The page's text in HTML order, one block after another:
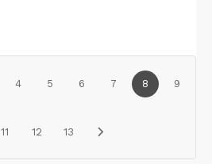
4 5 6 7 8 9
11 12 13